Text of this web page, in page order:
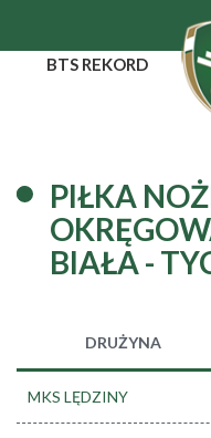
BTS REKORD
PIŁKA
BIAŁA -
DRUŻYNA
MKS LĘDZINY